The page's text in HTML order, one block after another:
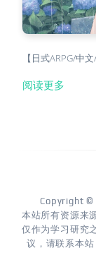
【日式ARPG/中
阅读更多
Copyright ©
本站所有资源来
仅作为学习研究
议，请联系本